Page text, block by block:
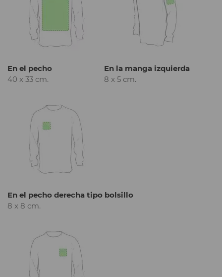
En el pecho
40 x 33 cm.
En la manga izquierda
8 x 5 cm.
En el pecho derecha tipo bolsillo
8 x 8 cm.